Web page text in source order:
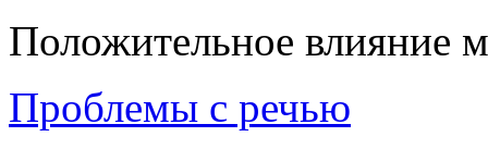
Положительное влияние
Проблемы с речью